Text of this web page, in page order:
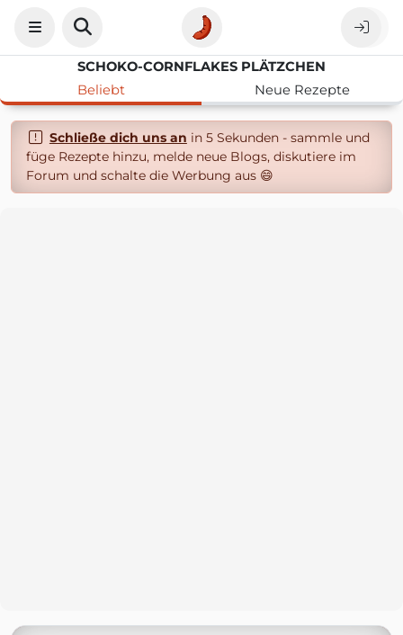
SCHOKO-CORNFLAKES PLÄTZCHEN
Beliebt
Neue Rezepte
Schließe dich uns an in 5 Sekunden - sammle und
füge Rezepte hinzu, melde neue Blogs, diskutiere im
Forum und schalte die Werbung aus 😄